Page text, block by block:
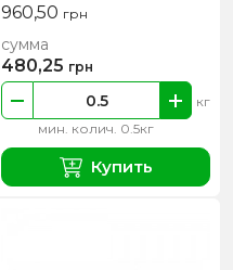
960,50 грн
мин. колич. 0.5кг
кг
сумма
480,25 грн
Купить